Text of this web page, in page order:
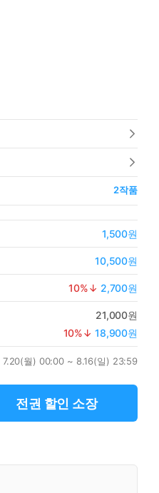
2작품
1,500원
10,500원
10%↓ 2,700원
21,000원
10%↓ 18,900원
7.20(월) 00:00 ~ 8.16(일) 23:59
전권 할인 소장